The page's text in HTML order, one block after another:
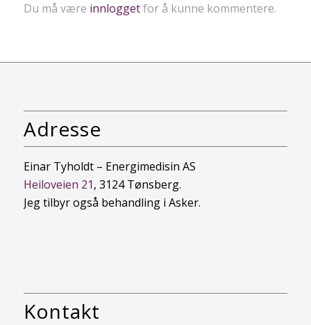
Du må være innloggetfor å kunne kommentere.
Adresse
Einar Tyholdt – Energimedisin AS
Heiloveien 21, 3124 Tønsberg.
Jeg tilbyr også behandling i Asker.
Kontakt